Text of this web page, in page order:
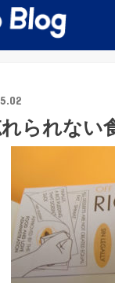
られない